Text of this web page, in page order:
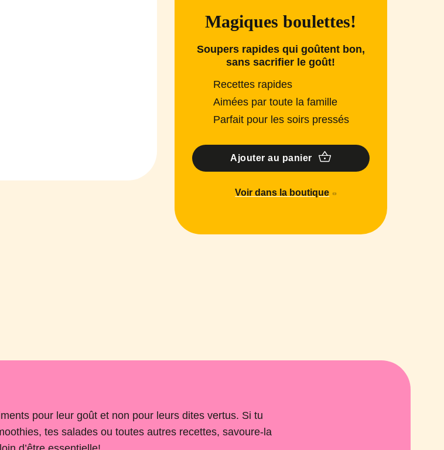
Magiques boulettes!
Soupers rapides qui goûtent bon,
sans sacrifier le goût!
Recettes rapides
Aimées par toute la famille
Parfait pour les soirs pressés
Ajouter au panier
Voir dans la boutique
pour leur goût et non pour leurs dites vertus. Si tu
tes salades ou toutes autres recettes, savoure-la